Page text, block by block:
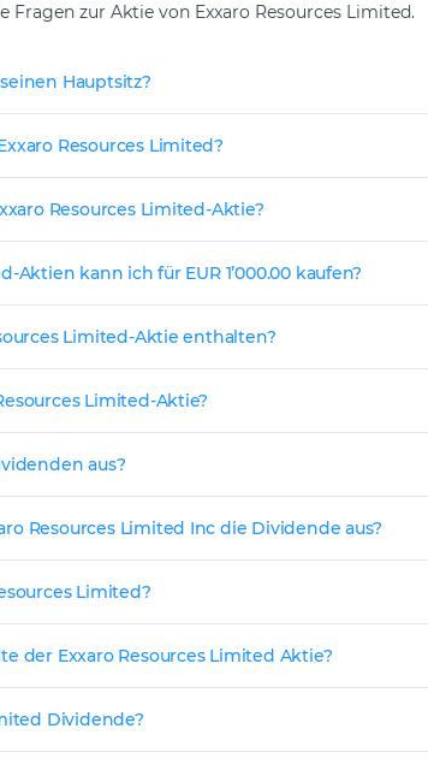
zur Aktie von Exxaro Resources Limited.
Hauptsitz?
Resources Limited?
Resources Limited-Aktie?
Aktien kann ich für EUR 1’000.00 kaufen?
Limited-Aktie enthalten?
Limited-Aktie?
aus?
Resources Limited Inc die Dividende aus?
Limited?
der Exxaro Resources Limited Aktie?
Dividende?